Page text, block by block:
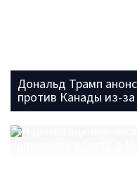
Дональд Трамп
против Канады из-